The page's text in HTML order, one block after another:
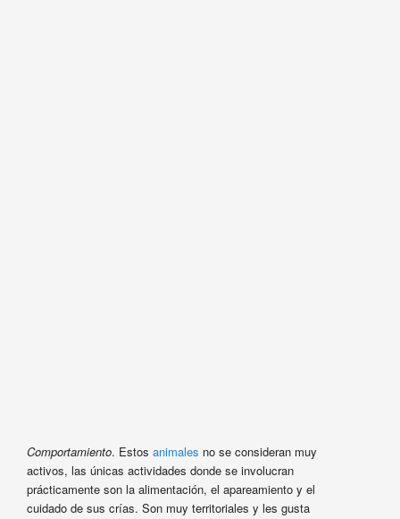
Comportamiento. Estos animales no se consideran muy
activos, las únicas actividades donde se involucran
prácticamente son la alimentación, el apareamiento y el
cuidado de sus crías. Son muy territoriales y les gusta